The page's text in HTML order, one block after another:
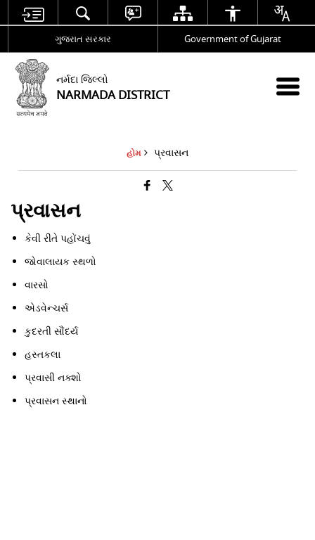
ગુજરાત સરકાર Government of Gujarat
નર્મદા જિલ્લો
NARMADA DISTRICT
હોમ પ્રવાસન
પ્રવાસન
કેવી રીતે પહોંચવું
જોવાલાયક સ્થળો
વારસો
એડવેન્ચર્સ
કુદરતી સૌંદર્ય
હસ્તકલા
પ્રવાસી નક્શો
પ્રવાસન સ્થાનો